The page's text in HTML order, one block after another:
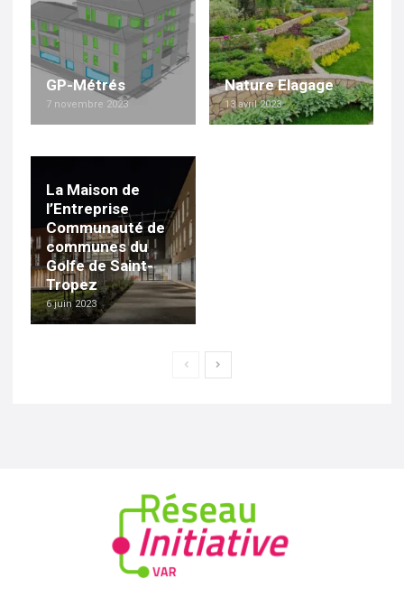
GP-Métrés
7 novembre 2023
Nature Elagage
13 avril 2023
La Maison de
l’Entreprise
Communauté de
communes du
Golfe de Saint-
Tropez
6 juin 2023